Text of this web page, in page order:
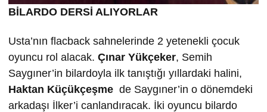
BİLARDO DERSİ ALIYORLAR
Usta’nın flacback sahnelerinde 2 yetenekli çocuk
oyuncu rol alacak. Çınar Yükçeker, Semih
Saygıner’in bilardoyla ilk tanıştığı yıllardaki halini,
Haktan Küçükçeşme de Saygıner’in o dönemdeki
arkadaşı İlker’i canlandıracak. İki oyuncu bilardo